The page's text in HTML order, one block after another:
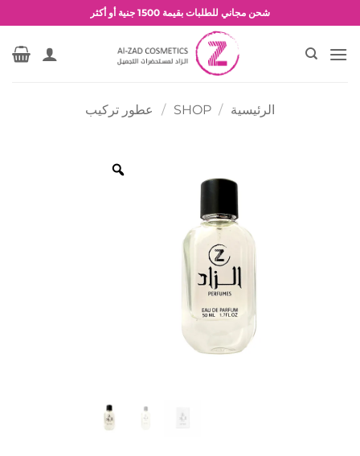
للمحتوى
شحن مجاني للطلبات بقيمة 1500 جنية أو أكثر
عروض وخصومات حصرية
الرئيسية /
SHOP
/ عطور تركيب